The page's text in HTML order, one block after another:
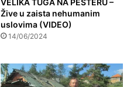
VELIKA TUGA NA PEŠTERU –
Žive u zaista nehumanim
uslovima (VIDEO)
14/06/2024